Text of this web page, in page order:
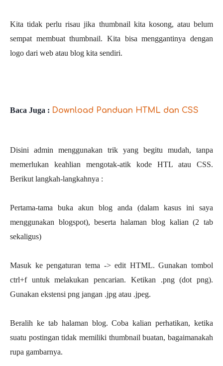
Kita tidak perlu risau jika thumbnail kita kosong, atau belum
sempat membuat thumbnail. Kita bisa menggantinya dengan
logo dari web atau blog kita sendiri.
Baca Juga : Download Panduan HTML dan CSS
Disini admin menggunakan trik yang begitu mudah, tanpa
memerlukan keahlian mengotak-atik kode HTL atau CSS.
Berikut langkah-langkahnya :
Pertama-tama buka akun blog anda (dalam kasus ini saya
menggunakan blogspot), beserta halaman blog kalian (2 tab
sekaligus)
Masuk ke pengaturan tema -> edit HTML. Gunakan tombol
ctrl+f untuk melakukan pencarian. Ketikan .png (dot png).
Gunakan ekstensi png jangan .jpg atau .jpeg.
Beralih ke tab halaman blog. Coba kalian perhatikan, ketika
suatu postingan tidak memiliki thumbnail buatan, bagaimanakah
rupa gambarnya.